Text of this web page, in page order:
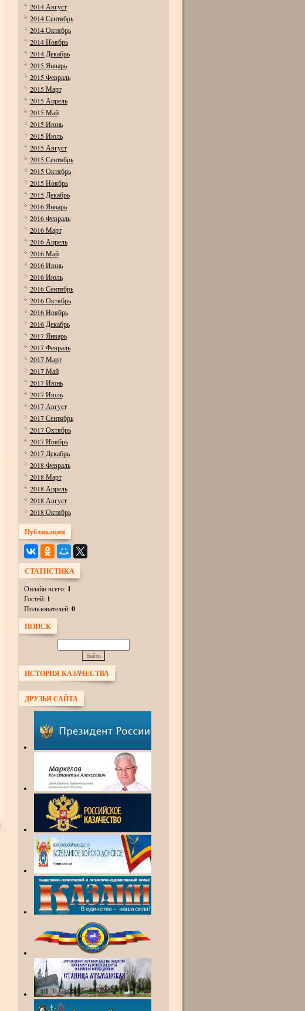
2014 Август
2014 Сентябрь
2014 Октябрь
2014 Ноябрь
2014 Декабрь
2015 Январь
2015 Февраль
2015 Март
2015 Апрель
2015 Май
2015 Июнь
2015 Июль
2015 Август
2015 Сентябрь
2015 Октябрь
2015 Ноябрь
2015 Декабрь
2016 Январь
2016 Февраль
2016 Март
2016 Апрель
2016 Май
2016 Июнь
2016 Июль
2016 Сентябрь
2016 Октябрь
2016 Ноябрь
2016 Декабрь
2017 Январь
2017 Февраль
2017 Март
2017 Май
2017 Июнь
2017 Июль
2017 Август
2017 Сентябрь
2017 Октябрь
2017 Ноябрь
2017 Декабрь
2018 Февраль
2018 Март
2018 Апрель
2018 Август
2018 Октябрь
Публикации
СТАТИСТИКА
Онлайн всего: 1
Гостей: 1
Пользователей:0
ПОИСК
ИСТОРИЯ КАЗАЧЕСТВА
ДРУЗЬЯ САЙТА